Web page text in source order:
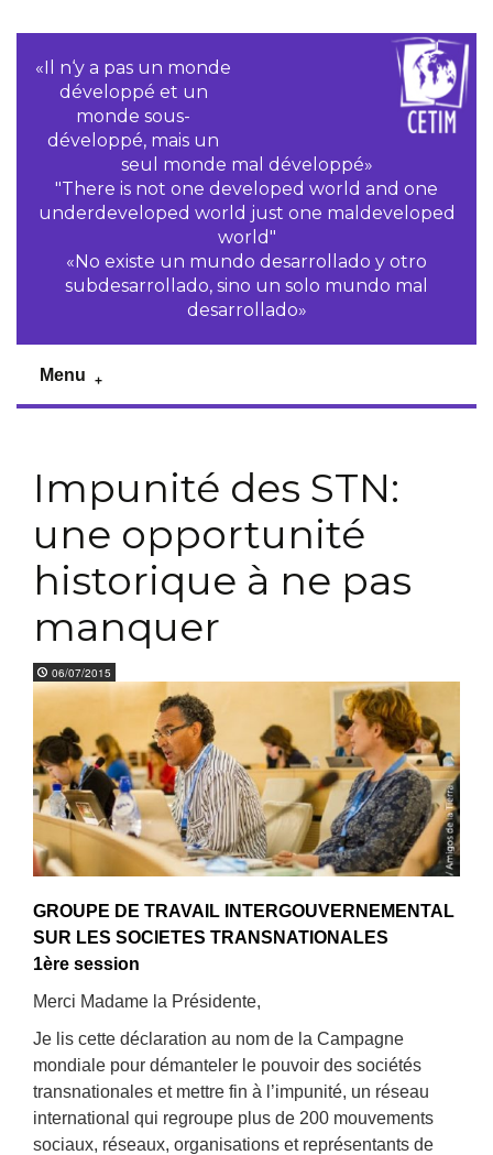
«Il n‘y a pas un monde
développé et un
monde sous-
développé, mais un
seul monde mal développé»
"There is not one developed world and one
underdeveloped world just one maldeveloped
world"
«No existe un mundo desarrollado y otro
subdesarrollado, sino un solo mundo mal
desarrollado»
Menu
Impunité des STN:
une opportunité
historique à ne pas
manquer
06/07/2015
GROUPE DE TRAVAIL INTERGOUVERNEMENTAL
SUR LES SOCIETES TRANSNATIONALES
1ère session
Merci Madame la Présidente,
Je lis cette déclaration au nom de la Campagne
mondiale pour démanteler le pouvoir des sociétés
transnationales et mettre fin à l’impunité, un réseau
international qui regroupe plus de 200 mouvements
sociaux, réseaux, organisations et représentants de